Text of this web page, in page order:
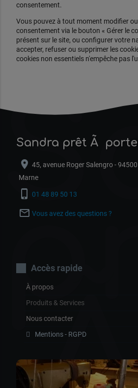
consentement.
Vous pouvez à tout moment modifier
consentement via le bouton « Gérer le
présent sur le site, ou configurer votre
accepter, refuser ou supprimer les
cookies non essentiels n'empêche pas
Sandra prêt Ã
location_on 45, avenue Roger Salengro -
Marne
phone_iphone 01 48 89 50 13
mail_outline Vous avez des questions ?
Accès rapide
À propos
Produits & Services
Nous contacter
Mentions - RGPD